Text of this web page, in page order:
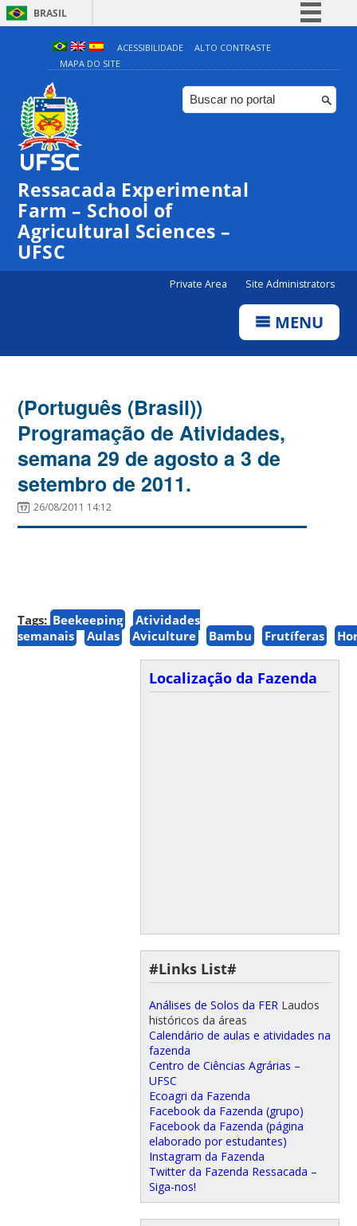
BRASIL
Simplifique!
Comunica BR
Participe
ACESSIBILIDADE
ALTO CONTRASTE
MAPA DO SITE
Ressacada Experimental
Farm – School of
Agricultural Sciences –
UFSC
Private Area Site Administrators
MENU
(Português (Brasil))
Programação de Atividades,
semana 29 de agosto a 3 de
setembro de 2011.
26/08/2011 14:12
Tags: Beekeeping
Atividades
semanais
Aulas Aviculture Bambu Frutíferas
Localização da Fazenda
#Links List#
Análises de Solos da FER Laudos
históricos da áreas
Calendário de aulas e atividades na
fazenda
Centro de Ciências Agrárias –
UFSC
Ecoagri da Fazenda
Facebook da Fazenda (grupo)
Facebook da Fazenda (página
elaborado por estudantes)
Instagram da Fazenda
Twitter da Fazenda Ressacada –
Siga-nos!